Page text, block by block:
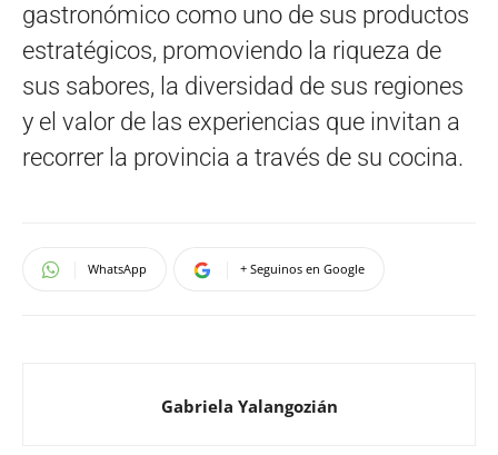
gastronómico como uno de sus productos
estratégicos, promoviendo la riqueza de
sus sabores, la diversidad de sus regiones
y el valor de las experiencias que invitan a
recorrer la provincia a través de su cocina.
WhatsApp + Seguinos en Google
Gabriela Yalangozián